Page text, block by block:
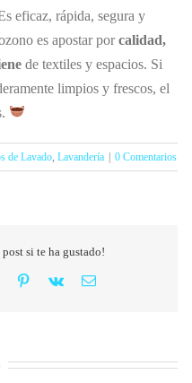
eficaz, rápida, segura y
es apostar porcalidad,
de textiles y espacios. Si
limpios y frescos, el
de Lavado Lavandería | 0 Comentarios
si te ha gustado!
Pinterest
Vk Email